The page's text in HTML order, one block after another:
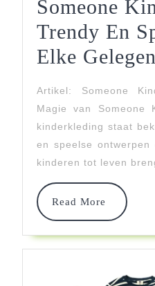
Someone
Trendy En
Elke
Artikel: Someone
Magie van Someone
kinderkleding staat
en speelse
kinderen tot leven
Read More
Read
More